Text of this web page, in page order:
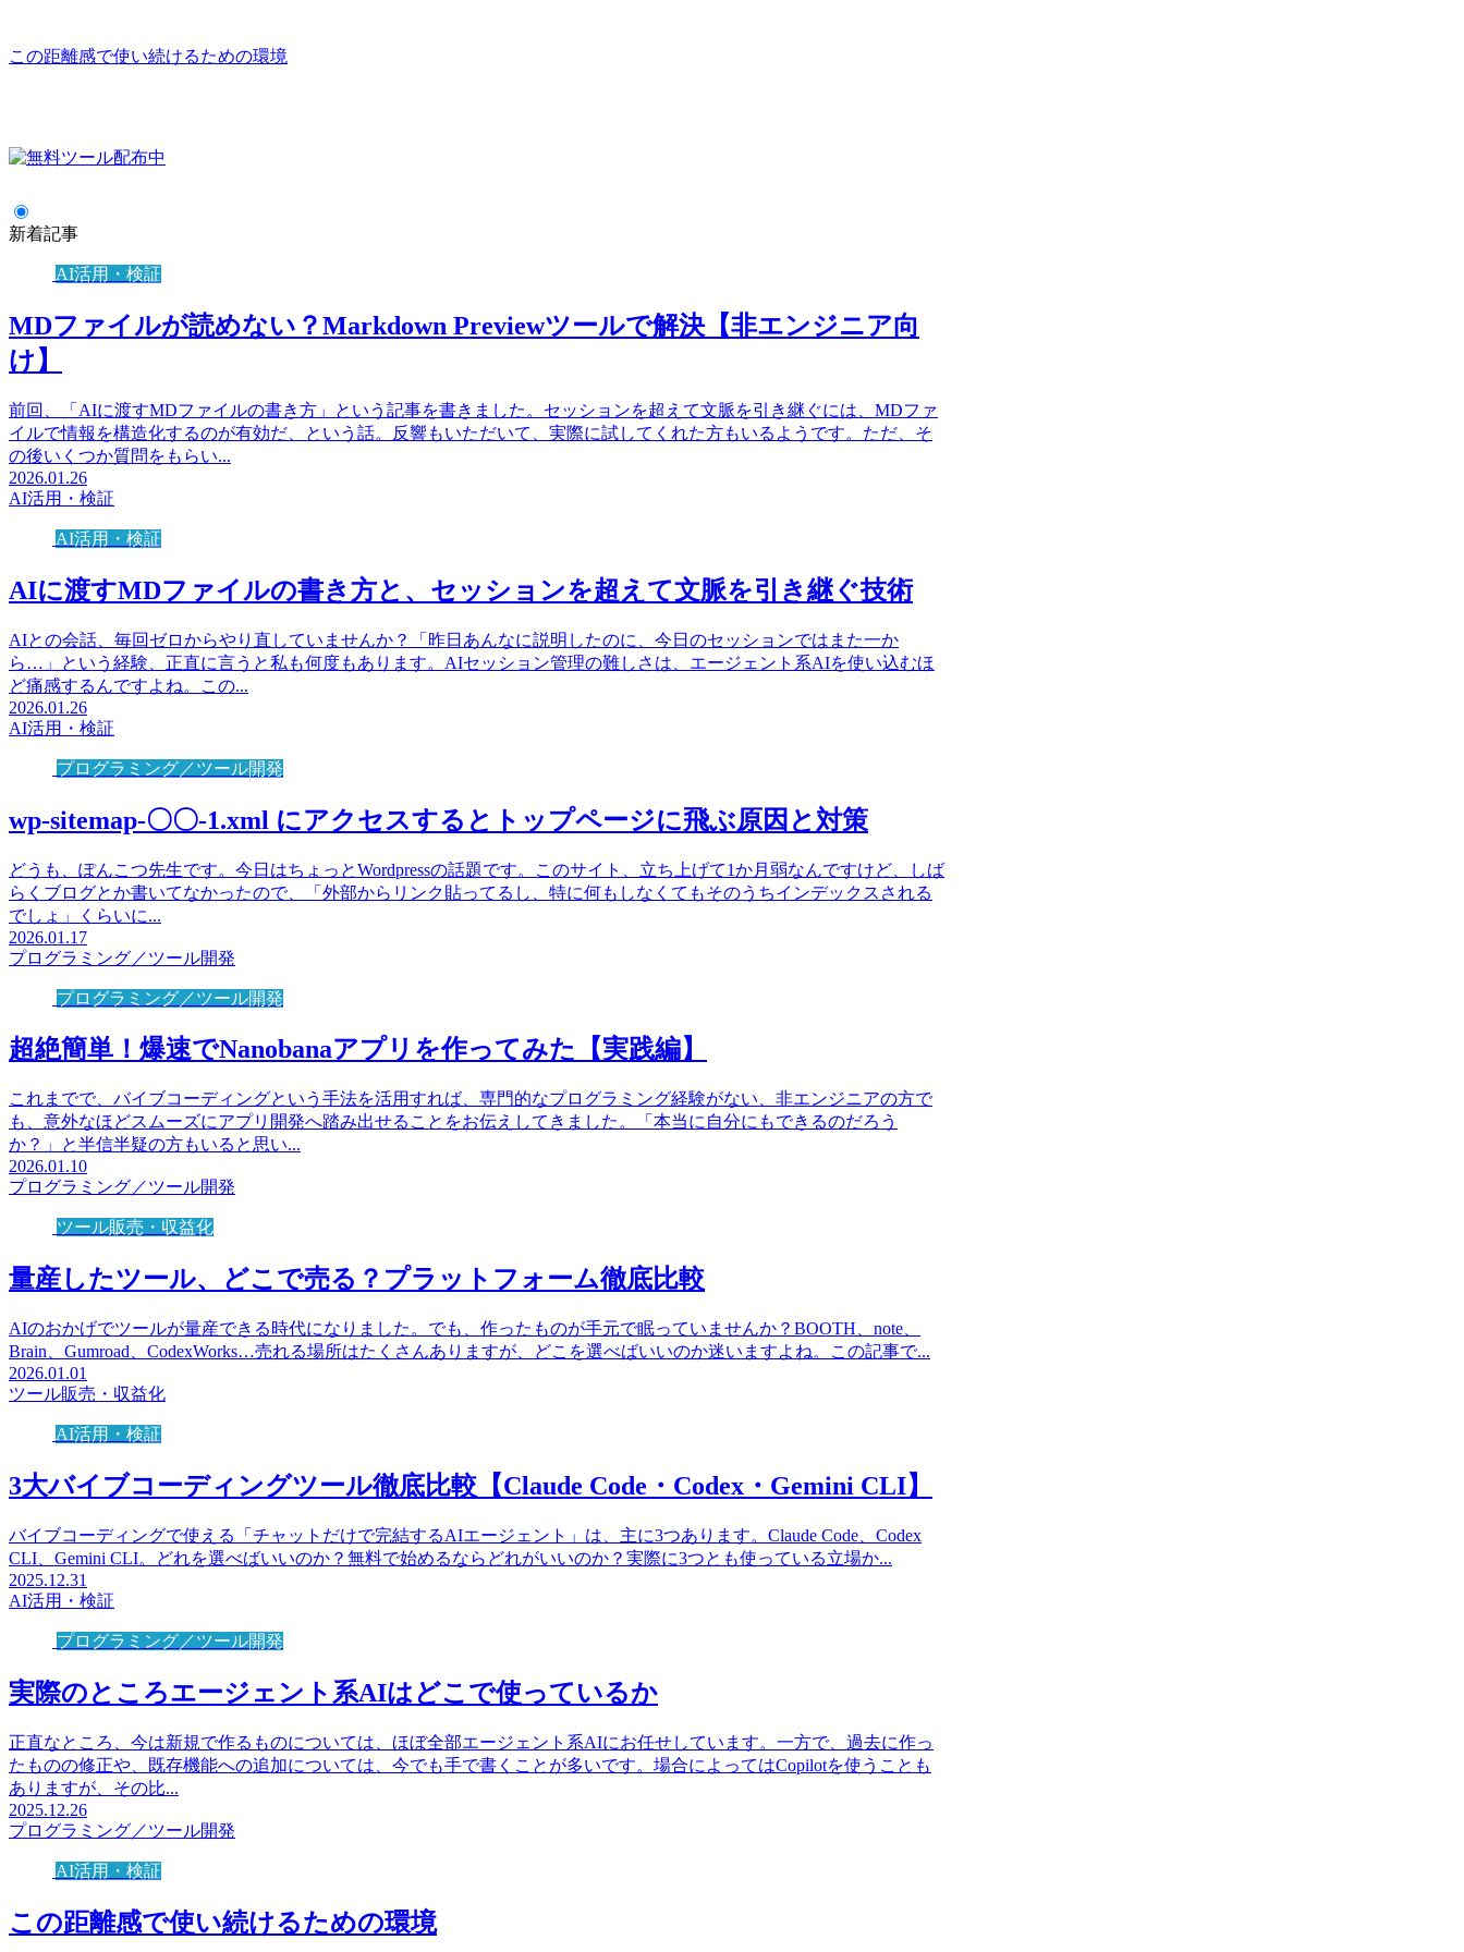
この距離感で使い続けるための環境
新着記事
AI活用・検証
MDファイルが読めない？Markdown Previewツールで解決【非エンジニア向
け】
前回、「AIに渡すMDファイルの書き方」という記事を書きました。セッションを超えて文脈を引き継ぐには、MDファ
イルで情報を構造化するのが有効だ、という話。反響もいただいて、実際に試してくれた方もいるようです。ただ、そ
の後いくつか質問をもらい...
2026.01.26
AI活用・検証
AI活用・検証
AIに渡すMDファイルの書き方と、セッションを超えて文脈を引き継ぐ技術
AIとの会話、毎回ゼロからやり直していませんか？「昨日あんなに説明したのに、今日のセッションではまた一か
ら…」という経験、正直に言うと私も何度もあります。AIセッション管理の難しさは、エージェント系AIを使い込むほ
ど痛感するんですよね。この...
2026.01.26
AI活用・検証
プログラミング／ツール開発
wp-sitemap-〇〇-1.xml にアクセスするとトップページに飛ぶ原因と対策
どうも、ぽんこつ先生です。今日はちょっとWordpressの話題です。このサイト、立ち上げて1か月弱なんですけど、しば
らくブログとか書いてなかったので、「外部からリンク貼ってるし、特に何もしなくてもそのうちインデックスされる
でしょ」くらいに...
2026.01.17
プログラミング／ツール開発
プログラミング／ツール開発
超絶簡単！爆速でNanobanaアプリを作ってみた【実践編】
これまでで、バイブコーディングという手法を活用すれば、専門的なプログラミング経験がない、非エンジニアの方で
も、意外なほどスムーズにアプリ開発へ踏み出せることをお伝えしてきました。「本当に自分にもできるのだろう
か？」と半信半疑の方もいると思い...
2026.01.10
プログラミング／ツール開発
ツール販売・収益化
量産したツール、どこで売る？プラットフォーム徹底比較
AIのおかげでツールが量産できる時代になりました。でも、作ったものが手元で眠っていませんか？BOOTH、note、
Brain、Gumroad、CodexWorks…売れる場所はたくさんありますが、どこを選べばいいのか迷いますよね。この記事で...
2026.01.01
ツール販売・収益化
AI活用・検証
3大バイブコーディングツール徹底比較【Claude Code・Codex・Gemini CLI】
バイブコーディングで使える「チャットだけで完結するAIエージェント」は、主に3つあります。Claude Code、Codex
CLI、Gemini CLI。どれを選べばいいのか？無料で始めるならどれがいいのか？実際に3つとも使っている立場か...
2025.12.31
AI活用・検証
プログラミング／ツール開発
実際のところエージェント系AIはどこで使っているか
正直なところ、今は新規で作るものについては、ほぼ全部エージェント系AIにお任せしています。一方で、過去に作っ
たものの修正や、既存機能への追加については、今でも手で書くことが多いです。場合によってはCopilotを使うことも
ありますが、その比...
2025.12.26
プログラミング／ツール開発
AI活用・検証
この距離感で使い続けるための環境